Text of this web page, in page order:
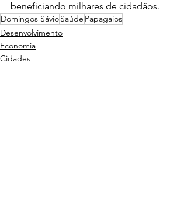
beneficiando milhares de cidadãos.
Domingos SávioSaúde Papagaios
Desenvolvimento
Economia
Cidades